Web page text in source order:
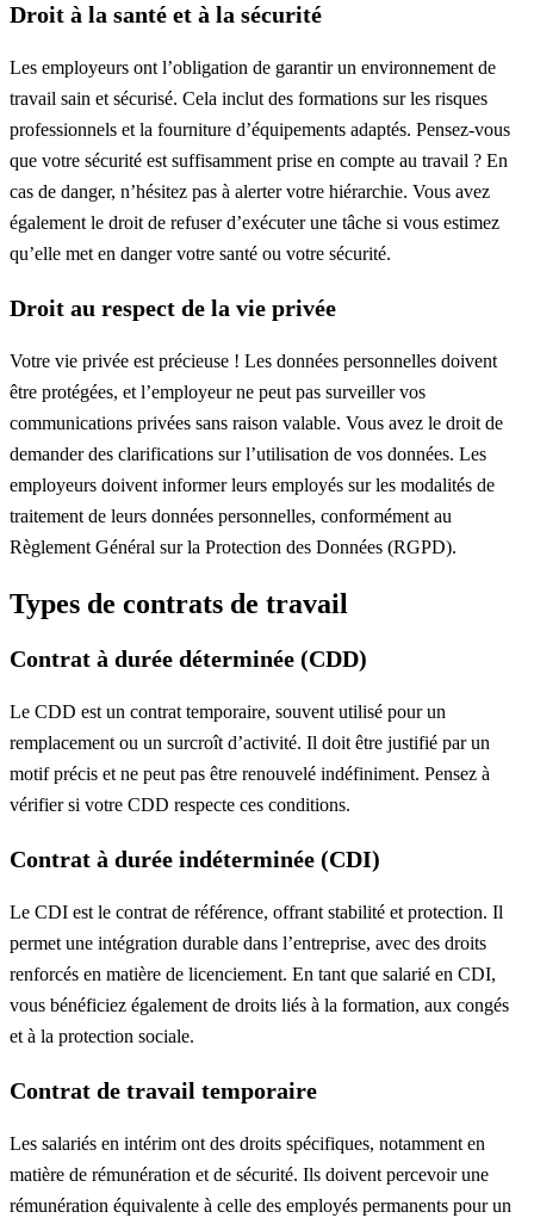
Droit à la santé et à la sécurité
Les employeurs ont l’obligation de garantir un environnement de
travail sain et sécurisé. Cela inclut des formations sur les risques
professionnels et la fourniture d’équipements adaptés. Pensez-vous
que votre sécurité est suffisamment prise en compte au travail ? En
cas de danger, n’hésitez pas à alerter votre hiérarchie. Vous avez
également le droit de refuser d’exécuter une tâche si vous estimez
qu’elle met en danger votre santé ou votre sécurité.
Droit au respect de la vie privée
Votre vie privée est précieuse ! Les données personnelles doivent
être protégées, et l’employeur ne peut pas surveiller vos
communications privées sans raison valable. Vous avez le droit de
demander des clarifications sur l’utilisation de vos données. Les
employeurs doivent informer leurs employés sur les modalités de
traitement de leurs données personnelles, conformément au
Règlement Général sur la Protection des Données (RGPD).
Types de contrats de travail
Contrat à durée déterminée (CDD)
Le CDD est un contrat temporaire, souvent utilisé pour un
remplacement ou un surcroît d’activité. Il doit être justifié par un
motif précis et ne peut pas être renouvelé indéfiniment. Pensez à
vérifier si votre CDD respecte ces conditions.
Contrat à durée indéterminée (CDI)
Le CDI est le contrat de référence, offrant stabilité et protection. Il
permet une intégration durable dans l’entreprise, avec des droits
renforcés en matière de licenciement. En tant que salarié en CDI,
vous bénéficiez également de droits liés à la formation, aux congés
et à la protection sociale.
Contrat de travail temporaire
Les salariés en intérim ont des droits spécifiques, notamment en
matière de rémunération et de sécurité. Ils doivent percevoir une
rémunération équivalente à celle des employés permanents pour un